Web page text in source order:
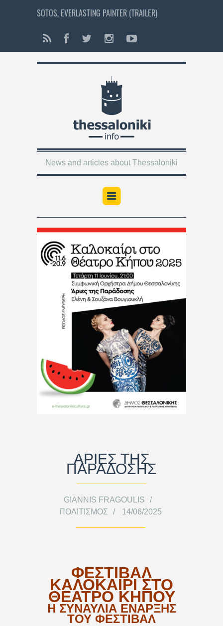
SOTOS, EVERLASTING PAINTER (TRAILER)
News and articles about Thessaloniki
ΑΡΙΕΣ ΤΗΣ
ΠΑΡΑΔΟΣΗΣ
GIANNIS FRAGOULIS
ΠΟΛΙΤΙΣΜΌΣ
14/06/2025
ΦΕΣΤΙΒΑΛ
ΚΑΛΟΚΑΙΡΙ ΣΤΟ
ΘΕΑΤΡΟ ΚΗΠΟΥ
Η ΣΥΝΑΥΛΙΑ ΕΝΑΡΞΗΣ
ΤΟΥ ΦΕΣΤΙΒΑΛ